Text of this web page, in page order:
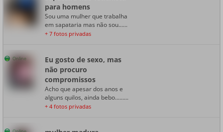
para homens
Sou uma mulher que trabalha
em sapataria mas não sou......
+ 7 fotos privadas
Online
Eu gosto de sexo, mas
não procuro
compromissos
Acho que apesar dos anos e
alguns quilos, ainda bebo.........
+ 4 fotos privadas